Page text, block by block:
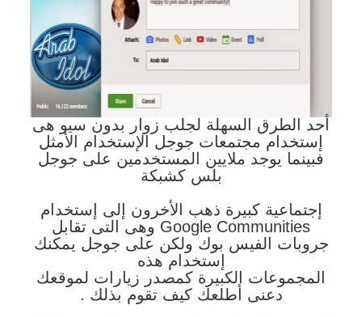
أحد الطرق السهلة لجلب زوار بدون سيو هى
إستخدام مجتمعات جوجل الإستخدام الأمثل
فبينما يوجد ملايين المستخدمين على جوجل
بلس كشبكة
إجتماعية كبيرة ذهب الأخرون إلى إستخدام
Google Communities وهى التى تقابل
جروبات الفيس بوك ولكن على جوجل يمكنك
إستخدام هذه
المجموعات الكبيرة كمصدر زيارات لموقعك
دعنى أطلعك كيف تقوم بذلك .